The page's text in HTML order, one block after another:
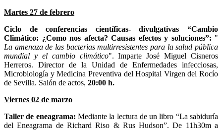
Martes 27 de febrero
Ciclo de conferencias científicas- divulgativas “Cambio
Climático: ¿Como nos afecta? Causas efectos y soluciones”: "
La amenaza de las bacterias multirresistentes para la salud pública
mundial y el cambio climático". Imparte José Miguel Cisneros
Herreros. Director de la Unidad de Enfermedades infecciosas,
Microbiología y Medicina Preventiva del Hospital Virgen del Rocío
de Sevilla. Salón de actos, 20:00 h.
Viernes 02 de marzo
Taller de eneagrama: Mediante la lectura de un libro “La sabiduría
del Eneagrama de Richard Riso & Rus Hudson”. De 11h30m a